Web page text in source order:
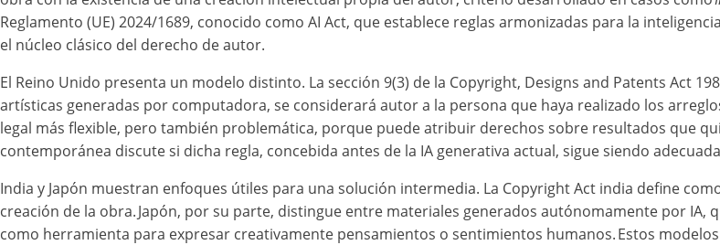
Reglamento (UE) 2024/1689, conocido como AI Act, que establece reglas armonizadas para la
el núcleo clásico del derecho de autor.
El Reino Unido presenta un modelo distinto. La sección 9(3) de la Copyright, Designs and Patents Act
artísticas generadas por computadora, se considerará autor a la persona que haya realizado los
legal más flexible, pero también problemática, porque puede atribuir derechos sobre resultados que
contemporánea discute si dicha regla, concebida antes de la IA generativa actual, sigue siendo
India y Japón muestran enfoques útiles para una solución intermedia. La Copyright Act india define
creación de la obra. Japón, por su parte, distingue entre materiales generados autónomamente por IA,
como herramienta para expresar creativamente pensamientos o sentimientos humanos. Estos